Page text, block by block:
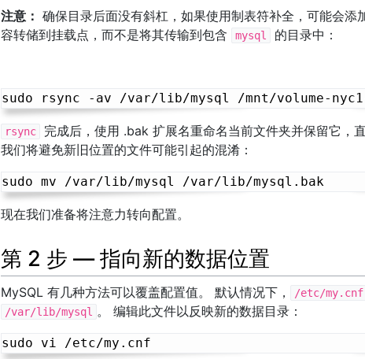
注意： 确保目录后面没有斜杠，如果使用制表符补全，可能会添
容转储到挂载点，而不是将其传输到包含
mysql 的目录中：
rsync
完成后，使用 .bak 扩展名重命名当前文件夹并保留它，
我们将避免新旧位置的文件可能引起的混淆：
现在我们准备将注意力转向配置。
第 2 步 — 指向新的数据位置
MySQL 有几种方法可以覆盖配置值。 默认情况下， /etc/my.cnf
/var/lib/mysql 。 编辑此文件以反映新的数据目录：